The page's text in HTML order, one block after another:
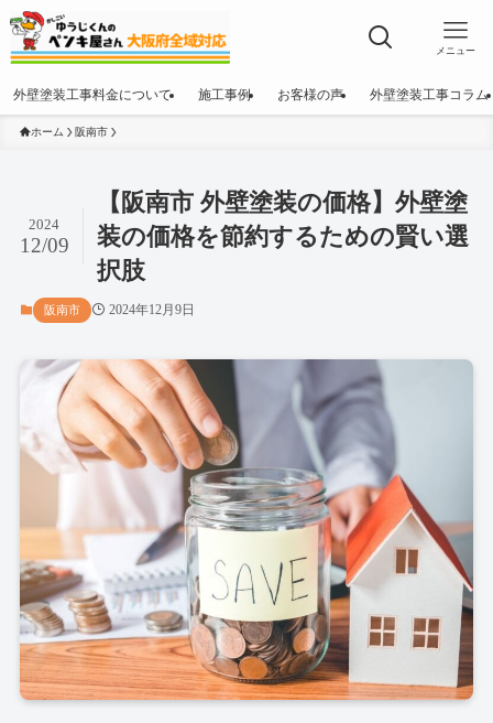
メニュー
外壁塗装工事料金について 施工事例 お客様の声 外壁塗装工事コラム
ホーム 阪南市
【阪南市 外壁塗装の価格】外壁塗
装の価格を節約するための賢い選
択肢
2024
12/09
阪南市 2024年12月9日